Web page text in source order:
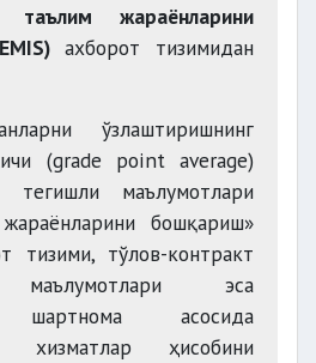
таълим жараёнларини
ахборот тизимидан
ўзлаштиришнинг
(grade point average)
тегишли маълумотлари
бошқариш»
тизими, тўлов-контракт
маълумотлари эса
шартнома асосида
хизматлар ҳисобини